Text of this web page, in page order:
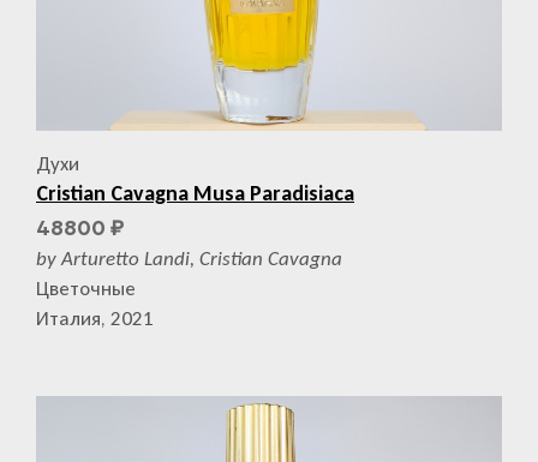
Духи
Cristian Cavagna Musa Paradisiaca
48800 ₽
by Arturetto Landi, Cristian Cavagna
Цветочные
Италия, 2021